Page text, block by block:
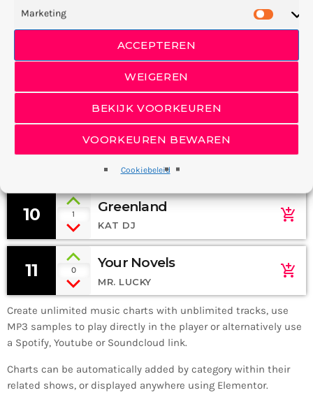
Marketing
ACCEPTEREN
WEIGEREN
BEKIJK VOORKEUREN
VOORKEUREN BEWAREN
Cookiebeleid
Soul
606BEATS
9 0
MARK TROCK, BEN LOVE
add_shopping_cart
10 1 Greenland
KAT DJ
add_shopping_cart
11 0 Your Novels
MR. LUCKY
add_shopping_cart
Create unlimited music charts with unblimited tracks, use
MP3 samples to play directly in the player or alternatively use
a Spotify, Youtube or Soundcloud link.
Charts can be automatically added by category within their
related shows, or displayed anywhere using Elementor.